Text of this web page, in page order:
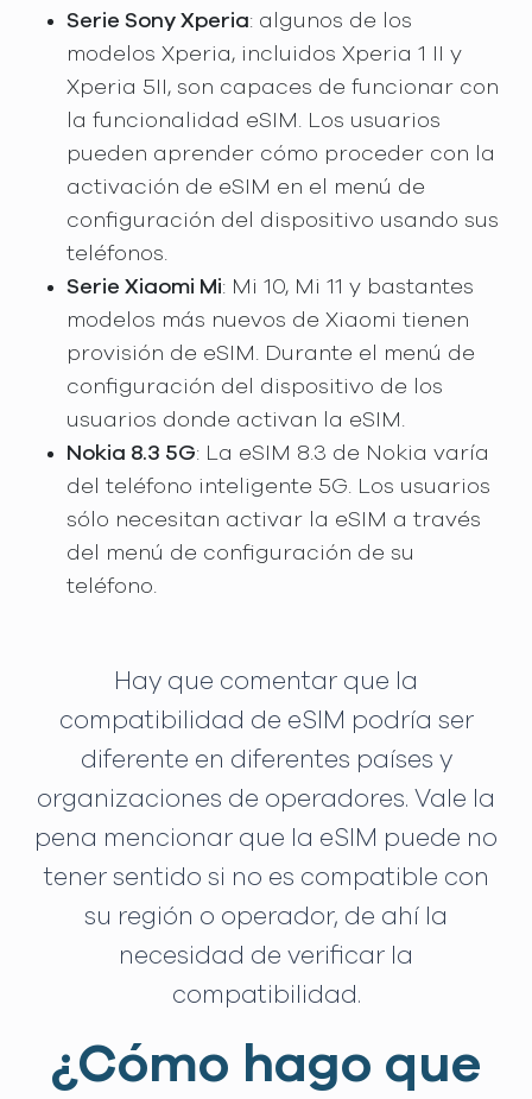
Serie Sony Xperia: algunos de los
modelos Xperia, incluidos Xperia 1 II y
Xperia 5II, son capaces de funcionar con
la funcionalidad eSIM. Los usuarios
pueden aprender cómo proceder con la
activación de eSIM en el menú de
configuración del dispositivo usando sus
teléfonos.
Serie Xiaomi Mi: Mi 10, Mi 11 y bastantes
modelos más nuevos de Xiaomi tienen
provisión de eSIM. Durante el menú de
configuración del dispositivo de los
usuarios donde activan la eSIM.
Nokia 8.3 5G: La eSIM 8.3 de Nokia varía
del teléfono inteligente 5G. Los usuarios
sólo necesitan activar la eSIM a través
del menú de configuración de su
teléfono.
Hay que comentar que la
compatibilidad de eSIM podría ser
diferente en diferentes países y
organizaciones de operadores. Vale la
pena mencionar que la eSIM puede no
tener sentido si no es compatible con
su región o operador, de ahí la
necesidad de verificar la
compatibilidad.
¿Cómo hago que